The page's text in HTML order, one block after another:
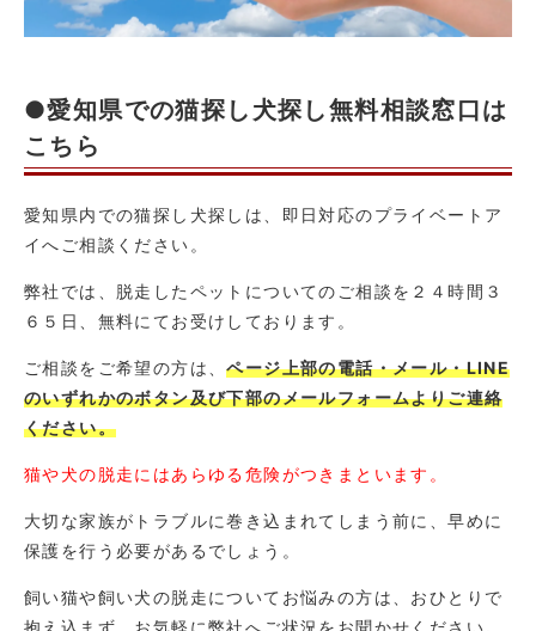
●愛知県での猫探し犬探し無料相談窓口は
こちら
愛知県内での猫探し犬探しは、即日対応のプライベートア
イへご相談ください。
弊社では、脱走したペットについてのご相談を２４時間３
６５日、無料にてお受けしております。
ご相談をご希望の方は、ページ上部の電話・メール・LINE
のいずれかのボタン及び下部のメールフォームよりご連絡
ください。
猫や犬の脱走にはあらゆる危険がつきまといます。
大切な家族がトラブルに巻き込まれてしまう前に、早めに
保護を行う必要があるでしょう。
飼い猫や飼い犬の脱走についてお悩みの方は、おひとりで
抱え込まず、お気軽に弊社へご状況をお聞かせください。